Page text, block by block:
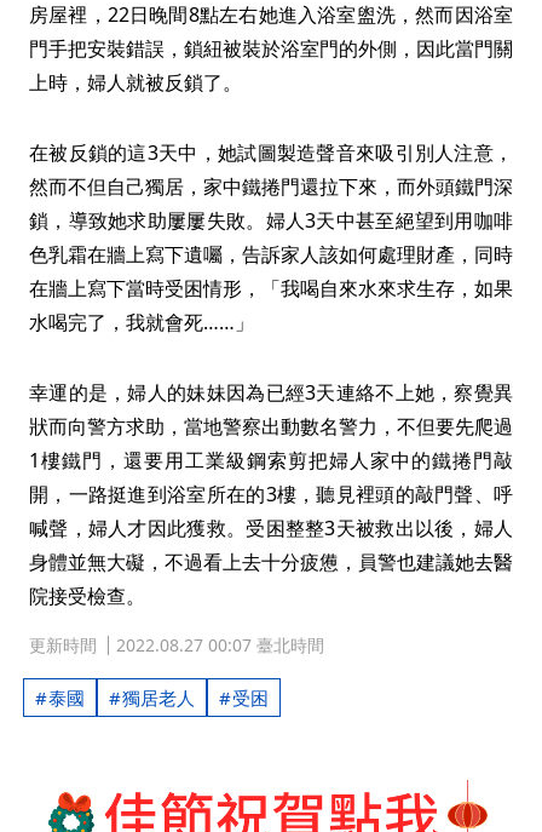
房屋裡，22日晚間8點左右她進入浴室盥洗，然而因浴室
門手把安裝錯誤，鎖紐被裝於浴室門的外側，因此當門關
上時，婦人就被反鎖了。
在被反鎖的這3天中，她試圖製造聲音來吸引別人注意，
然而不但自己獨居，家中鐵捲門還拉下來，而外頭鐵門深
鎖，導致她求助屢屢失敗。婦人3天中甚至絕望到用咖啡
色乳霜在牆上寫下遺囑，告訴家人該如何處理財產，同時
在牆上寫下當時受困情形，「我喝自來水來求生存，如果
水喝完了，我就會死……」
幸運的是，婦人的妹妹因為已經3天連絡不上她，察覺異
狀而向警方求助，當地警察出動數名警力，不但要先爬過
1樓鐵門，還要用工業級鋼索剪把婦人家中的鐵捲門敲
開，一路挺進到浴室所在的3樓，聽見裡頭的敲門聲、呼
喊聲，婦人才因此獲救。受困整整3天被救出以後，婦人
身體並無大礙，不過看上去十分疲憊，員警也建議她去醫
院接受檢查。
更新時間 2022.08.27 00:07 臺北時間
泰國 獨居老人 受困